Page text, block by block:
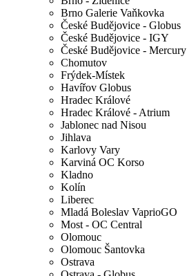
Brno Galerie Vaňkovka
České Budějovice - Globus
České Budějovice - IGY
České Budějovice - Mercury
Chomutov
Frýdek-Místek
Havířov Globus
Hradec Králové
Hradec Králové - Atrium
Jablonec nad Nisou
Jihlava
Karlovy Vary
Karviná OC Korso
Kladno
Kolín
Liberec
Mladá Boleslav VaprioGO
Most - OC Central
Olomouc
Olomouc Šantovka
Ostrava